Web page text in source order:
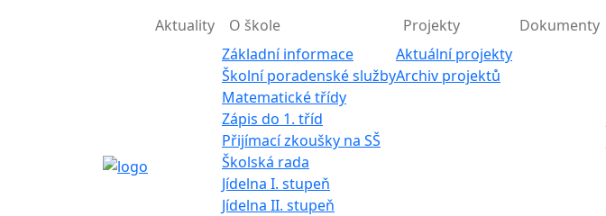
Aktuality
O škole
Základní informace
Školní poradenské služby
Matematické třídy
Zápis do 1. tříd
Přijímací zkoušky na SŠ
Školská rada
Jídelna I. stupeň
Jídelna II. stupeň
Projekty
Aktuální projekty
Archiv projektů
Dokumenty